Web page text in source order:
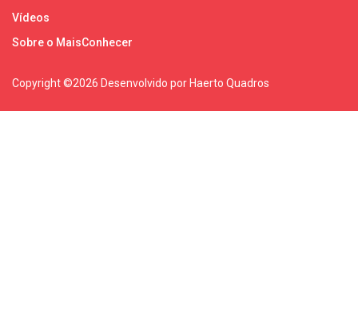
Vídeos
Sobre o MaisConhecer
Copyright ©2026 Desenvolvido por Haerto Quadros